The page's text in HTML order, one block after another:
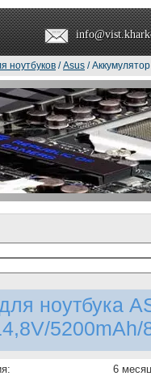
ноутбуков /Asus /
ноутбука
5200mAh/
6